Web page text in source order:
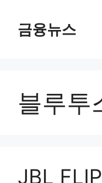
금융뉴스
블루투
JBL